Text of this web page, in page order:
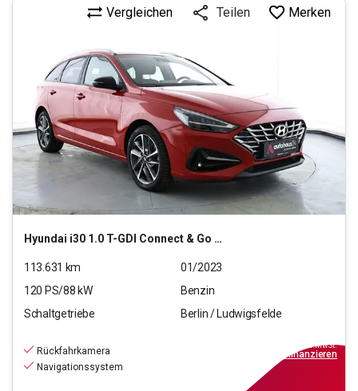
Hyundai i30 1.0 T-GDI Connect & Go (EURO 6d)(OPF)
Vergleichen Teilen Merken
113.631 km
01/2023
120 PS/88 kW
Benzin
Schaltgetriebe
Berlin / Ludwigsfelde
Rückfahrkamera
Navigationssystem
inkl.MwSt.
finanzieren